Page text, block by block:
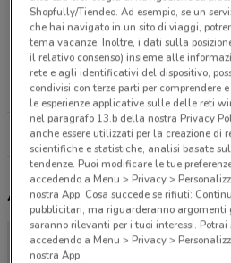
Via Aldo Moro, 74
16.8 km
CHIUSO
Via Roma, 187 Salzano
20.7 km
APERTO
Altri volantini nelle
Shopfully/Tiendeo. Ad esempio, se un
che hai navigato in un sito di viaggi,
tema vacanze. Inoltre, i dati sulla
il relativo consenso) insieme alle
rete e agli identificativi del dispositivo,
condivisi con terze parti per comprendere
le esperienze applicative sulle delle reti
nel paragrafo 13.b della nostra Privacy
anche essere utilizzati per la creazione di
scientifiche e statistiche, analisi basate
tendenze. Puoi modificare le tue
accedendo a Menu > Privacy >
nostra App. Cosa succede se rifiuti:
pubblicitari, ma riguarderanno argomenti
saranno rilevanti per i tuoi interessi.
accedendo a Menu > Privacy >
nostra App.